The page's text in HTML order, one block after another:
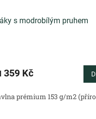
standard (přírodní)
satén 130 g/m2 (přírodní)
s modrobílým pruhem
359 Kč
prémium 153 g/m2